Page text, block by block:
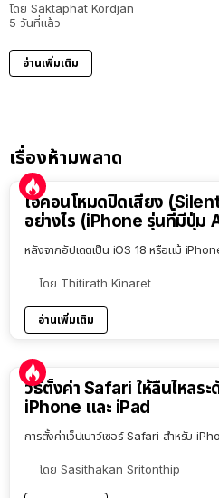
โดย Saktaphat Kordjan
5 วันที่แล้ว
อ่านเพิ่มเติม
เรื่องห้ามพลาด
ไอคอนโหมดปิดเสียง
อย่างไร (iPhone รุ่นที่มีปุ่ม
หลังจากอัปเดตเป็น iOS 18 หรือแม้
โดย Thitirath Kinaret
อ่านเพิ่มเติม
วิธีตั้งค่า Safari ให้ลื่นไหลร
iPhone และ iPad
การตั้งค่าเว็ปเบาว์เซอร์ Safari สำหรับ
โดย Sasithakan Sritonthip